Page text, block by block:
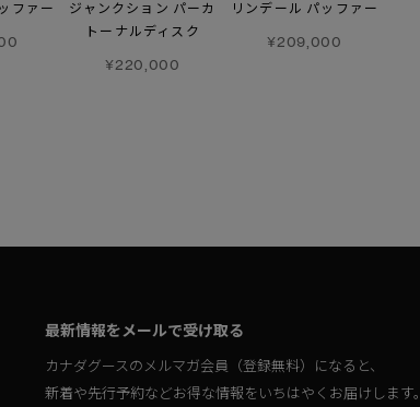
ファー
ジャンクション パーカ
トーナルディスク
¥220,000
リンデール パッファー
¥209,000
最新情報をメールで受け取る
カナダグースのメルマガ会員（登録無料）になると、
新着や先行予約などお得な情報をいちはやくお届けします。